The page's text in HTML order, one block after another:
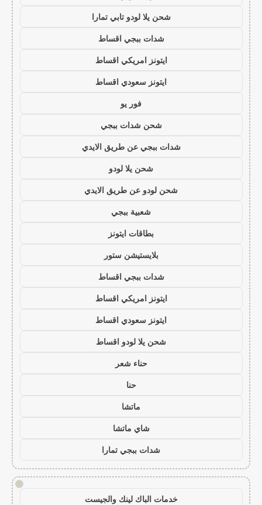
شحن يلا لودو تابي تمارا
شدات ببجي اقساط
ايتونز امريكي اقساط
ايتونز سعودي اقساط
فور يو
شحن شدات ببجي
شدات ببجي عن طريق الايدي
شحن يلا لودو
شحن لودو عن طريق الايدي
شعبية ببجي
بطاقات ايتونز
بلايستيشن ستور
شدات ببجي اقساط
ايتونز امريكي اقساط
ايتونز سعودي اقساط
شحن يلا لودو اقساط
حناء شعر
حنا
ماتشا
شاي ماتشا
شدات ببجي تمارا
!
خدمات الباك لينك والجيست